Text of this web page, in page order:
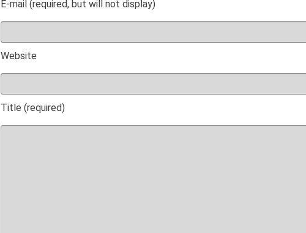
E-mail (required, but will not display)
Website
Title (required)